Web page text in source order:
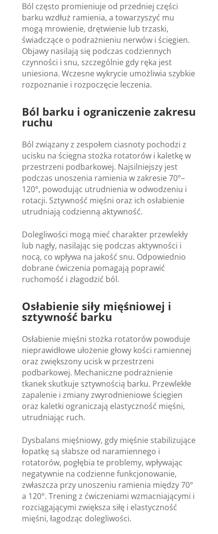
Ból często promieniuje od przedniej części
barku wzdłuż ramienia, a towarzyszyć mu
mogą mrowienie, drętwienie lub trzaski,
świadczące o podrażnieniu nerwów i ścięgien.
Objawy nasilają się podczas codziennych
czynności i snu, szczególnie gdy ręka jest
uniesiona. Wczesne wykrycie umożliwia szybkie
rozpoznanie i rozpoczęcie leczenia.
Ból barku i ograniczenie zakresu
ruchu
Ból związany z zespołem ciasnoty pochodzi z
ucisku na ścięgna stożka rotatorów i kaletkę w
przestrzeni podbarkowej. Najsilniejszy jest
podczas unoszenia ramienia w zakresie 70°–
120°, powodując utrudnienia w odwodzeniu i
rotacji. Sztywność mięśni oraz ich osłabienie
utrudniają codzienną aktywność.
Dolegliwości mogą mieć charakter przewlekły
lub nagły, nasilając się podczas aktywności i
nocą, co wpływa na jakość snu. Odpowiednio
dobrane ćwiczenia pomagają poprawić
ruchomość i złagodzić ból.
Osłabienie siły mięśniowej i
sztywność barku
Osłabienie mięśni stożka rotatorów powoduje
nieprawidłowe ułożenie głowy kości ramiennej
oraz zwiększony ucisk w przestrzeni
podbarkowej. Mechaniczne podrażnienie
tkanek skutkuje sztywnością barku. Przewlekłe
zapalenie i zmiany zwyrodnieniowe ścięgien
oraz kaletki ograniczają elastyczność mięśni,
utrudniając ruch.
Dysbalans mięśniowy, gdy mięśnie stabilizujące
łopatkę są słabsze od naramiennego i
rotatorów, pogłębia te problemy, wpływając
negatywnie na codzienne funkcjonowanie,
zwłaszcza przy unoszeniu ramienia między 70°
a 120°. Trening z ćwiczeniami wzmacniającymi i
rozciągającymi zwiększa siłę i elastyczność
mięśni, łagodząc dolegliwości.